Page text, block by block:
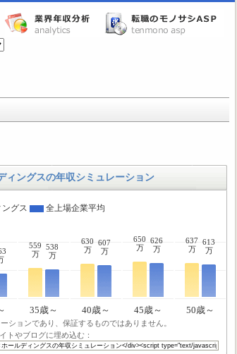
ィングスの年収シミュレーション
ングス 全上場企業平均
559
万
538
万
630
万
607
万
650
万
626
万
637
万
613
万
35歳～ 40歳～ 45歳～ 50歳～
ションであり、保証するものではありません。
トやブログに埋め込む：